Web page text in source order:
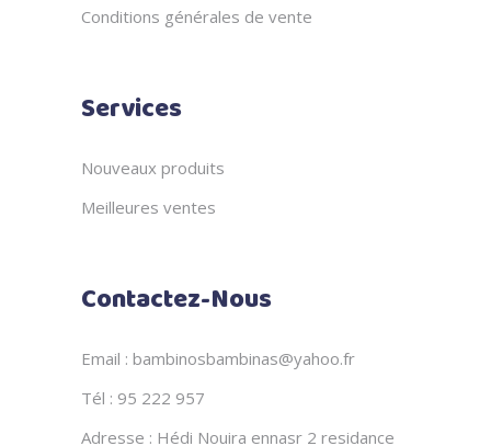
Conditions générales de vente
Services
Nouveaux produits
Meilleures ventes
Contactez-Nous
Email : bambinosbambinas@yahoo.fr
Tél : 95 222 957
Adresse : Hédi Nouira ennasr 2 residance